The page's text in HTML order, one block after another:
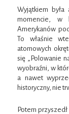
Wyjątkiem
momencie, w
Amerykanów
To właśnie
atomowych
się „Polowanie
wyobraźni, w
a nawet
historyczny, nie
Potem